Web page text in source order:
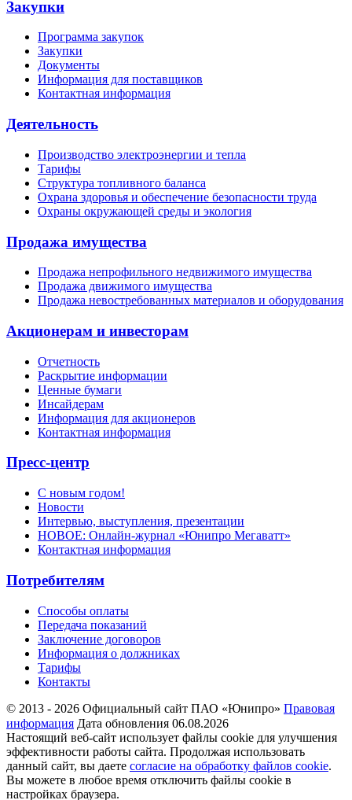
Закупки
Программа закупок
Закупки
Документы
Информация для поставщиков
Контактная информация
Деятельность
Производство электроэнергии и тепла
Тарифы
Структура топливного баланса
Охрана здоровья и обеспечение безопасности труда
Охраны окружающей среды и экология
Продажа имущества
Продажа непрофильного недвижимого имущества
Продажа движимого имущества
Продажа невостребованных материалов и оборудования
Акционерам и инвесторам
Отчетность
Раскрытие информации
Ценные бумаги
Инсайдерам
Информация для акционеров
Контактная информация
Пресс-центр
С новым годом!
Новости
Интервью, выступления, презентации
НОВОЕ: Онлайн-журнал «Юнипро Мегаватт»
Контактная информация
Потребителям
Способы оплаты
Передача показаний
Заключение договоров
Информация о должниках
Тарифы
Контакты
© 2013 - 2026 Официальный сайт ПАО «Юнипро» Правовая
информация Дата обновления 06.08.2026
Настоящий веб-сайт использует файлы cookie для улучшения
эффективности работы сайта. Продолжая использовать
данный сайт, вы даете согласие на обработку файлов cookie.
Вы можете в любое время отключить файлы cookie в
настройках браузера.